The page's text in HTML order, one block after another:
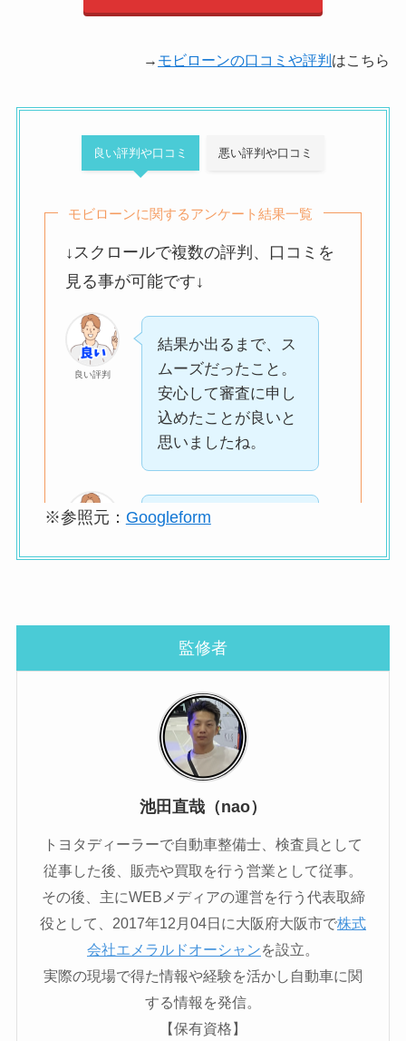
→ モビローンの口コミや評判 はこちら
良い評判や口コミ 悪い評判や口コミ
モビローンに関するアンケート結果一覧
↓スクロールで複数の評判、口コミを
見る事が可能です↓
良い評判
結果か出るまで、ス
ムーズだったこと。
安心して審査に申し
込めたことが良いと
思いましたね。
信用情報に不安があ
査を進めてもらえま
した。
結果も早く、安心し
て申し込めたのが良
かったです。
良い評判
ローンで不安があっ
たため
審査が一番心配でし
たが、
状況を丁寧にヒアリ
ングしてもらえたこ
とで
安心して申し込むこ
※参照元： Googleform
監修者
池田直哉（nao）
トヨタディーラーで自動車整備士、検査員として
従事した後、販売や買取を行う営業として従事。
その後、主にWEBメディアの運営を行う代表取締
役として、2017年12月04日に大阪府大阪市で株式
会社エメラルドオーシャンを設立。
実際の現場で得た情報や経験を活かし自動車に関
する情報を発信。
【保有資格】